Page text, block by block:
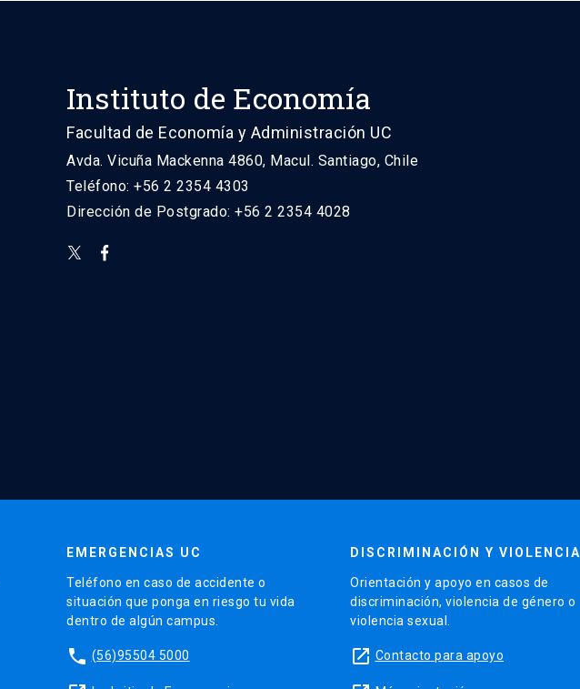
Instituto de Economía
Facultad de Economía y Administración UC
Avda. Vicuña Mackenna 4860, Macul. Santiago, Chile
Teléfono: +56 2 2354 4303
Dirección de Postgrado: +56 2 2354 4028
EMERGENCIAS UC
Teléfono en caso de accidente o
situación que ponga en riesgo tu vida
dentro de algún campus.
phone (56)95504 5000
DISCRIMINACIÓN Y VIOLENCIA
Orientación y apoyo en casos de
discriminación, violencia de género o
violencia sexual.
launch Contacto para apoyo